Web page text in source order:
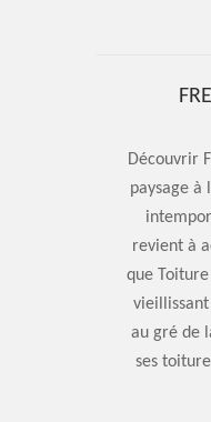
Découvrir
paysage
revient à
que
au gré de
ses